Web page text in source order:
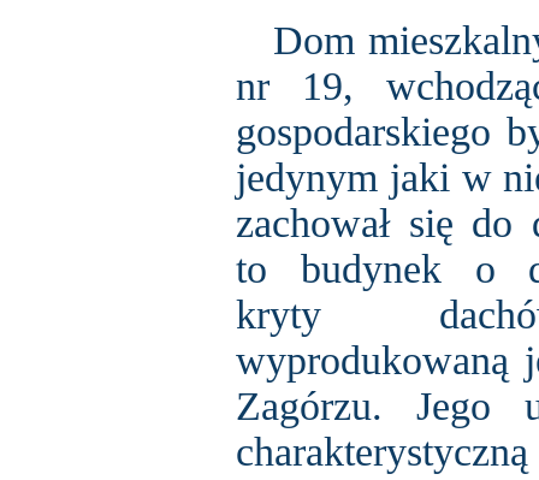
Dom
nr 19,
gospodarskiego
jedynym jaki w
zachował się do
to budynek o
kryty
wyprodukowaną
Zagórzu. Jego